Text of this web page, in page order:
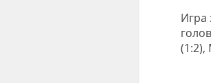
Игра
(1:2),